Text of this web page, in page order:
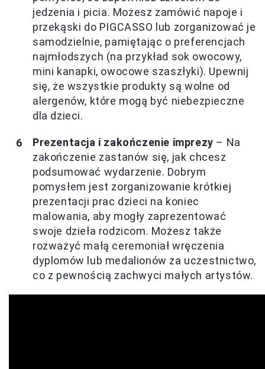
jedzenia i picia. Możesz zamówić napoje i
przekąski do PIGCASSO lub zorganizować je
samodzielnie, pamiętając o preferencjach
najmłodszych (na przykład sok owocowy,
mini kanapki, owocowe szaszłyki). Upewnij
się, że wszystkie produkty są wolne od
alergenów, które mogą być niebezpieczne
dla dzieci.
Prezentacja i zakończenie imprezy – Na
zakończenie zastanów się, jak chcesz
podsumować wydarzenie. Dobrym
pomysłem jest zorganizowanie krótkiej
prezentacji prac dzieci na koniec
malowania, aby mogły zaprezentować
swoje dzieła rodzicom. Możesz także
rozważyć małą ceremoniał wręczenia
dyplomów lub medalionów za uczestnictwo,
co z pewnością zachwyci małych artystów.